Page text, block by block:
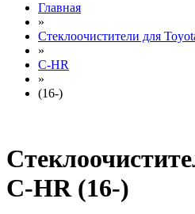
Главная
»
Стеклоочистители для
»
C-HR
»
(16-)
C-HR (16-)